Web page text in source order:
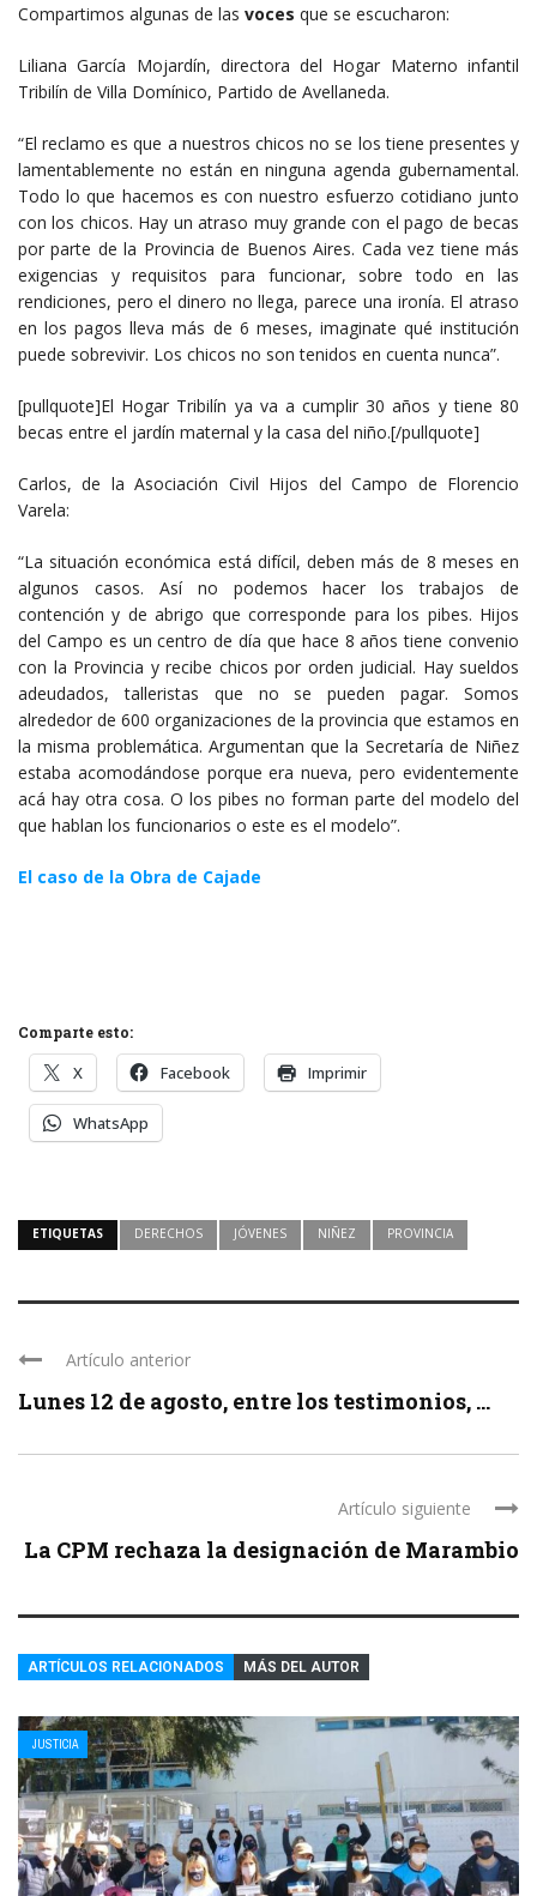
Compartimos algunas de las voces que se escucharon:
Liliana García Mojardín, directora del Hogar Materno infantil
Tribilín de Villa Domínico, Partido de Avellaneda.
“El reclamo es que a nuestros chicos no se los tiene presentes y
lamentablemente no están en ninguna agenda gubernamental.
Todo lo que hacemos es con nuestro esfuerzo cotidiano junto
con los chicos. Hay un atraso muy grande con el pago de becas
por parte de la Provincia de Buenos Aires. Cada vez tiene más
exigencias y requisitos para funcionar, sobre todo en las
rendiciones, pero el dinero no llega, parece una ironía. El atraso
en los pagos lleva más de 6 meses, imaginate qué institución
puede sobrevivir. Los chicos no son tenidos en cuenta nunca”.
[pullquote]El Hogar Tribilín ya va a cumplir 30 años y tiene 80
becas entre el jardín maternal y la casa del niño.[/pullquote]
Carlos, de la Asociación Civil Hijos del Campo de Florencio
Varela:
“La situación económica está difícil, deben más de 8 meses en
algunos casos. Así no podemos hacer los trabajos de
contención y de abrigo que corresponde para los pibes. Hijos
del Campo es un centro de día que hace 8 años tiene convenio
con la Provincia y recibe chicos por orden judicial. Hay sueldos
adeudados, talleristas que no se pueden pagar. Somos
alrededor de 600 organizaciones de la provincia que estamos en
la misma problemática. Argumentan que la Secretaría de Niñez
estaba acomodándose porque era nueva, pero evidentemente
acá hay otra cosa. O los pibes no forman parte del modelo del
que hablan los funcionarios o este es el modelo”.
El caso de la Obra de Cajade
Comparte esto:
X Facebook Imprimir
WhatsApp
ETIQUETAS DERECHOS JÓVENES NIÑEZ PROVINCIA
Artículo anterior
Lunes 12 de agosto, entre los testimonios, ...
Artículo siguiente
La CPM rechaza la designación de Marambio
ARTÍCULOS RELACIONADOS MÁS DEL AUTOR
JUSTICIA